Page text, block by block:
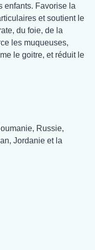
enfants. Favorise la
et soutient le
du foie, de la
les muqueuses,
le goitre, et réduit le
Russie,
Jordanie et la